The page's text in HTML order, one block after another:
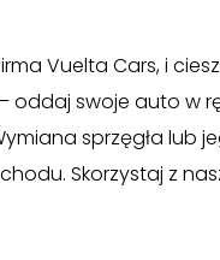
Vuelta Cars, i
oddaj swoje auto w
sprzęgła lub
Skorzystaj z